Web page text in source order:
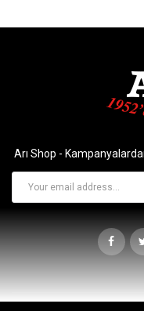
Arı Shop -